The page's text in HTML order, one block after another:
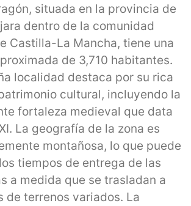
situada en la provincia de
dentro de la comunidad
Castilla-La Mancha, tiene una
de 3,710 habitantes.
localidad destaca por su rica
cultural, incluyendo la
fortaleza medieval que data
La geografía de la zona es
montañosa, lo que puede
tiempos de entrega de las
a medida que se trasladan a
de terrenos variados. La